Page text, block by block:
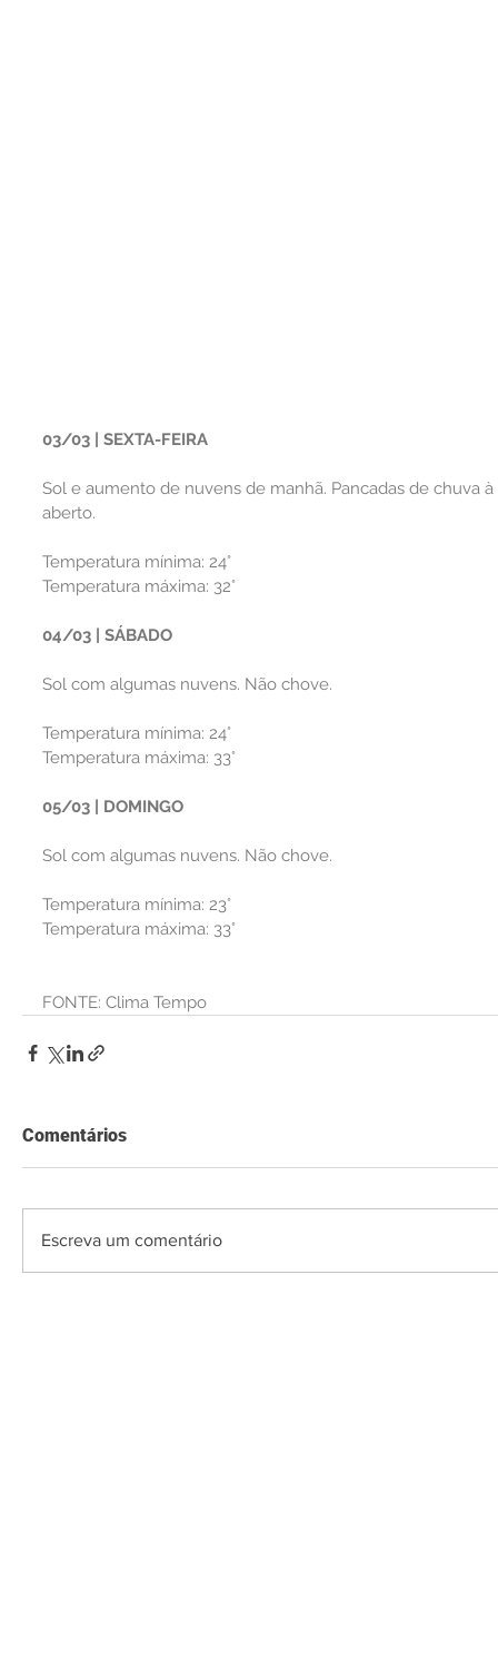
03/03 | SEXTA-FEIRA
Sol e aumento de nuvens de manhã. Pancadas de chuva
aberto.
Temperatura mínima: 24°
Temperatura máxima: 32°
04/03 | SÁBADO
Sol com algumas nuvens. Não chove.
Temperatura mínima: 24°
Temperatura máxima: 33°
05/03 | DOMINGO
Sol com algumas nuvens. Não chove.
Temperatura mínima: 23°
Temperatura máxima: 33°
FONTE: Clima Tempo
Comentários
Escreva um comentário